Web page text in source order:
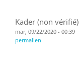
Kader (non vérifié)
mar, 09/22/2020 - 00:39
permalien